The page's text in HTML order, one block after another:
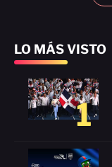
LO MÁS VISTO
1